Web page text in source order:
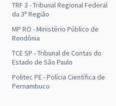
TRF 3 - Tribunal Regional Federal
da 3ª Região
MP RO - Ministério Público de
Rondônia
TCE SP - Tribunal de Contas do
Estado de São Paulo
Politec PE - Polícia Científica de
Pernambuco